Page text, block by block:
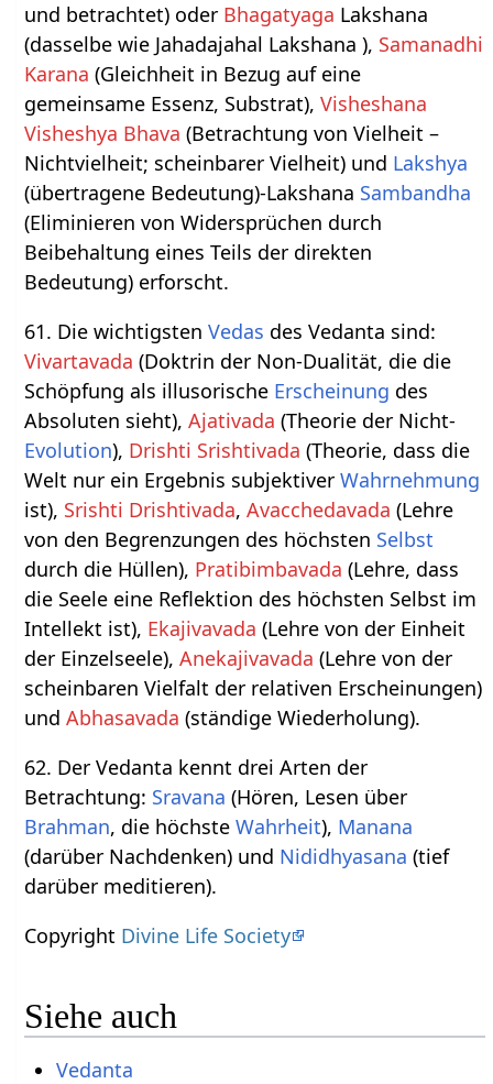
und betrachtet) oder Bhagatyaga Lakshana
(dasselbe wie Jahadajahal Lakshana ), Samanadhi
Karana (Gleichheit in Bezug auf eine
gemeinsame Essenz, Substrat),Visheshana
Visheshya Bhava (Betrachtung von Vielheit –
Nichtvielheit; scheinbarer Vielheit) und Lakshya
(übertragene Bedeutung)-Lakshana Sambandha
(Eliminieren von Widersprüchen durch
Beibehaltung eines Teils der direkten
Bedeutung) erforscht.
61. Die wichtigstenVedas des Vedanta sind:
Vivartavada (Doktrin der Non-Dualität, die die
Schöpfung als illusorische Erscheinung des
Absoluten sieht),Ajativada (Theorie der Nicht-
Evolution), Drishti Srishtivada (Theorie, dass die
Welt nur ein Ergebnis subjektiverWahrnehmung
ist), Srishti Drishtivada,Avacchedavada (Lehre
von den Begrenzungen des höchsten Selbst
durch die Hüllen), Pratibimbavada (Lehre, dass
die Seele eine Reflektion des höchsten Selbst im
Intellekt ist), Ekajivavada (Lehre von der Einheit
der Einzelseele),Anekajivavada (Lehre von der
scheinbaren Vielfalt der relativen Erscheinungen)
undAbhasavada (ständige Wiederholung).
62. Der Vedanta kennt drei Arten der
Betrachtung: Sravana (Hören, Lesen über
Brahman, die höchsteWahrheit), Manana
(darüber Nachdenken) und Nididhyasana (tief
darüber meditieren).
Copyright Divine Life Society
Siehe auch
Vedanta